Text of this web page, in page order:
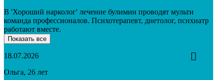
В 'Хороший нарколог' лечение булимии проводят мульти
команда профессионалов. Психотерапевт, диетолог, психиатр
работают вместе.
Показать все
18.07.2026
Ольга, 26 лет